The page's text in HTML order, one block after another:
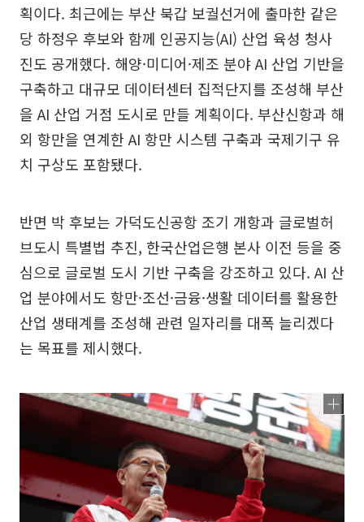
획이다. 최근에는 부산 북갑 보궐선거에 출마한 같은
당 하정우 후보와 함께 인공지능(AI) 산업 육성 청사
진도 공개했다. 해양·미디어·제조 분야 AI 산업 기반을
구축하고 대규모 데이터센터 집적단지를 조성해 부산
을 AI 산업 거점 도시로 만들 계획이다. 부산신항과 해
외 항만을 연계한 AI 항만 시스템 구축과 국제기구 유
치 구상도 포함됐다.
반면 박 후보는 가덕도신공항 조기 개항과 글로벌허
브도시 특별법 추진, 한국산업은행 본사 이전 등을 중
심으로 글로벌 도시 기반 구축을 강조하고 있다. AI 산
업 분야에서도 항만·조선·금융·생활 데이터를 활용한
산업 생태계를 조성해 관련 일자리를 대폭 늘리겠다
는 목표를 제시했다.